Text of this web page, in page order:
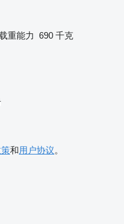
重能力 690 千克
和用户协议。